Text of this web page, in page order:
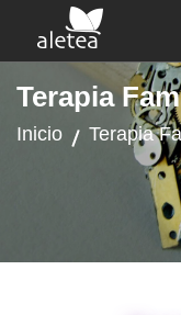
Terapia
Inicio Terapia